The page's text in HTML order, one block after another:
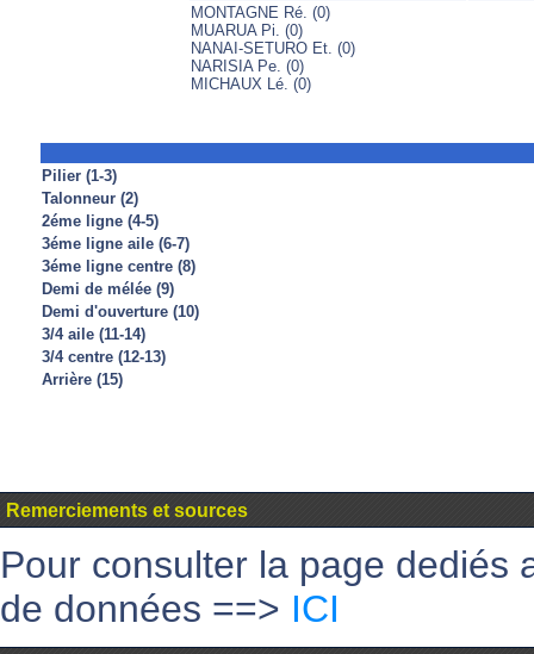
MONTAGNE Ré. (0)
MUARUA Pi. (0)
NANAI-SETURO Et. (0)
NARISIA Pe. (0)
MICHAUX Lé. (0)
Pilier (1-3)
Talonneur (2)
2éme ligne (4-5)
3éme ligne aile (6-7)
3éme ligne centre (8)
Demi de mélée (9)
Demi d'ouverture (10)
3/4 aile (11-14)
3/4 centre (12-13)
Arrière (15)
Remerciements et sources
Pour consulter la page dediés
de données ==> ICI